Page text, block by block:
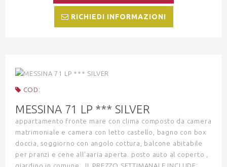
RICHIEDI INFORMAZIONI
COD:
MESSINA 71 LP *** SILVER
appartamento fronte mare con clima composto da camera
matrimoniale e camera con letto castello, bagno con box
doccia, soggiorno con angolo cottura, balcone abitabile
per pranzi e cene all'aaria aperta. posto auto al coperto ,
giardino in comune . IL PREZZO SETTIMANALE INCLUDE: